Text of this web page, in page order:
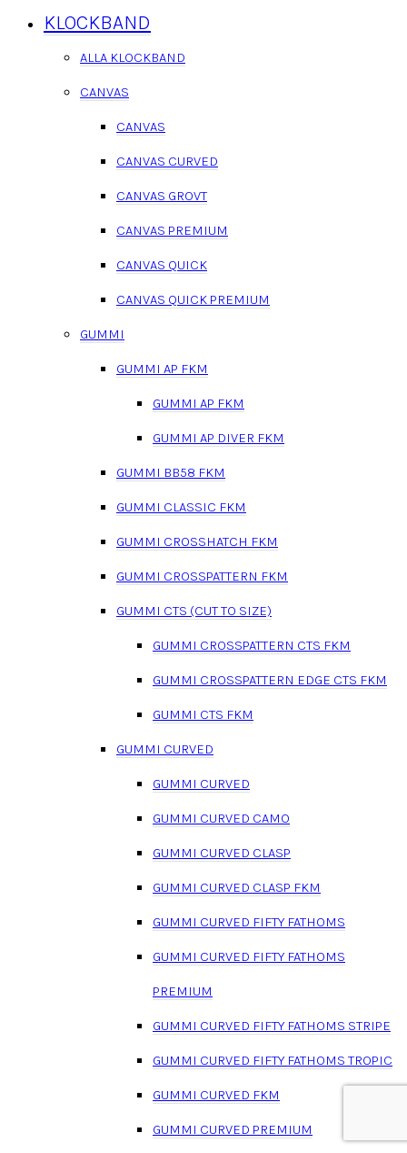
KLOCKBAND
ALLA KLOCKBAND
CANVAS
CANVAS
CANVAS CURVED
CANVAS GROVT
CANVAS PREMIUM
CANVAS QUICK
CANVAS QUICK PREMIUM
GUMMI
GUMMI AP FKM
GUMMI AP FKM
GUMMI AP DIVER FKM
GUMMI BB58 FKM
GUMMI CLASSIC FKM
GUMMI CROSSHATCH FKM
GUMMI CROSSPATTERN FKM
GUMMI CTS (CUT TO SIZE)
GUMMI CROSSPATTERN CTS FKM
GUMMI CROSSPATTERN EDGE CTS FKM
GUMMI CTS FKM
GUMMI CURVED
GUMMI CURVED
GUMMI CURVED CAMO
GUMMI CURVED CLASP
GUMMI CURVED CLASP FKM
GUMMI CURVED FIFTY FATHOMS
GUMMI CURVED FIFTY FATHOMS
PREMIUM
GUMMI CURVED FIFTY FATHOMS STRIPE
GUMMI CURVED FIFTY FATHOMS TROPIC
GUMMI CURVED FKM
GUMMI CURVED PREMIUM